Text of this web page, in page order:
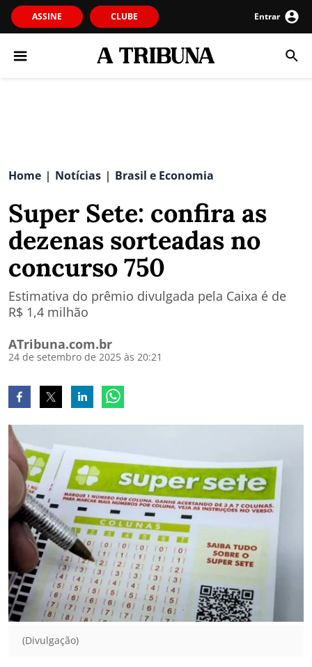
ASSINE CLUBE Entrar
Home | Notícias | Brasil e Economia
Super Sete: confira as
dezenas sorteadas no
concurso 750
Estimativa do prêmio divulgada pela Caixa é de
R$ 1,4 milhão
ATribuna.com.br
24 de setembro de 2025 às 20:21
(Divulgação)